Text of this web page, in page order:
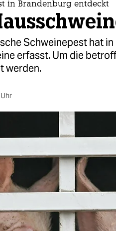
in Brandenburg entdeckt
Schweinepest hat
erfasst. Um die
werden.